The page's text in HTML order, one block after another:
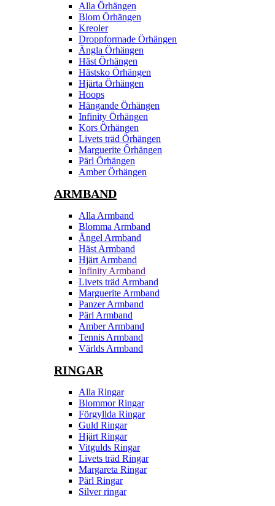
Alla Örhängen
Blom Örhängen
Kreoler
Droppformade Örhängen
Ängla Örhängen
Häst Örhängen
Hästsko Örhängen
Hjärta Örhängen
Hoops
Hängande Örhängen
Infinity Örhängen
Kors Örhängen
Livets träd Örhängen
Marguerite Ôrhängen
Pärl Örhängen
Amber Örhängen
ARMBAND
Alla Armband
Blomma Armband
Ängel Armband
Häst Armband
Hjärt Armband
Infinity Armband
Livets träd Armband
Marguerite Armband
Panzer Armband
Pärl Armband
Amber Armband
Tennis Armband
Världs Armband
RINGAR
Alla Ringar
Blommor Ringar
Förgyllda Ringar
Guld Ringar
Hjärt Ringar
Vitgulds Ringar
Livets träd Ringar
Margareta Ringar
Pärl Ringar
Silver ringar